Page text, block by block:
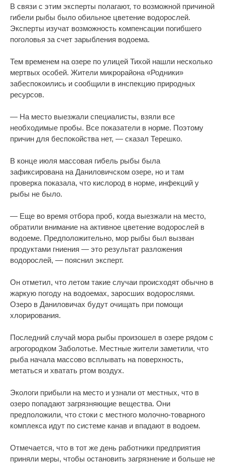
В связи с этим эксперты полагают, то возможной причиной
гибели рыбы было обильное цветение водорослей.
Эксперты изучат возможность компенсации погибшего
поголовья за счет зарыбления водоема.
Тем временем на озере по улицей Тихой нашли несколько
мертвых особей. Жители микрорайона «Родники»
забеспокоились и сообщили в инспекцию природных
ресурсов.
— На место выезжали специалисты, взяли все
необходимые пробы. Все показатели в норме. Поэтому
причин для беспокойства нет, — сказал Терешко.
В конце июля массовая гибель рыбы была
зафиксирована на Даниловичском озере, но и там
проверка показала, что кислород в норме, инфекций у
рыбы не было.
— Еще во время отбора проб, когда выезжали на место,
обратили внимание на активное цветение водорослей в
водоеме. Предположительно, мор рыбы был вызван
продуктами гниения — это результат разложения
водорослей, — пояснил эксперт.
Он отметил, что летом такие случаи происходят обычно в
жаркую погоду на водоемах, заросших водорослями.
Озеро в Даниловичах будут очищать при помощи
хлорирования.
Последний случай мора рыбы произошел в озере рядом с
агрогородком Заболотье. Местные жители заметили, что
рыба начала массово всплывать на поверхность,
метаться и хватать ртом воздух.
Экологи прибыли на место и узнали от местных, что в
озеро попадают загрязняющие вещества. Они
предположили, что стоки с местного молочно-товарного
комплекса идут по системе канав и впадают в водоем.
Отмечается, что в тот же день работники предприятия
приняли меры, чтобы остановить загрязнение и больше не